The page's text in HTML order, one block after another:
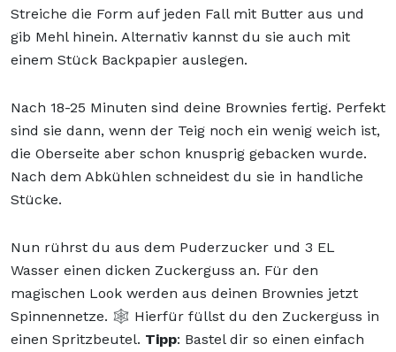
Streiche die Form auf jeden Fall mit Butter aus und
gib Mehl hinein. Alternativ kannst du sie auch mit
einem Stück Backpapier auslegen.
Nach 18-25 Minuten sind deine Brownies fertig. Perfekt
sind sie dann, wenn der Teig noch ein wenig weich ist,
die Oberseite aber schon knusprig gebacken wurde.
Nach dem Abkühlen schneidest du sie in handliche
Stücke.
Nun rührst du aus dem Puderzucker und 3 EL
Wasser einen dicken Zuckerguss an. Für den
magischen Look werden aus deinen Brownies jetzt
Spinnennetze. 🕸️ Hierfür füllst du den Zuckerguss in
einen Spritzbeutel. Tipp: Bastel dir so einen einfach